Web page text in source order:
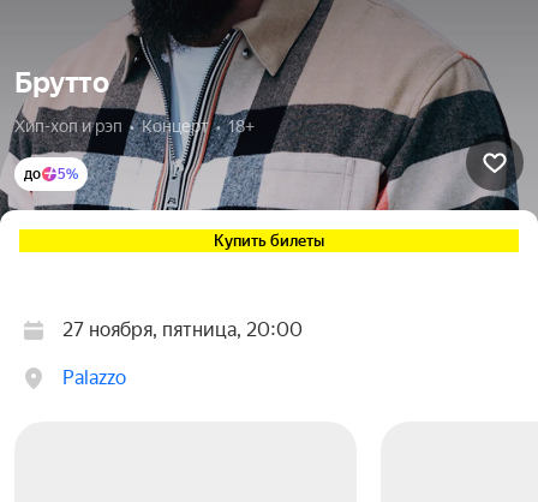
Брутто
Хип-хоп и рэп  •  Концерт  •  18+
до 5%
Купить билеты
27 ноября, пятница, 20:00
Palazzo